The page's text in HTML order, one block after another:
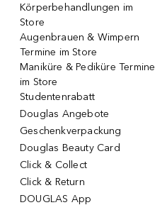
Körperbehandlungen im
Store
Augenbrauen & Wimpern
Termine im Store
Maniküre & Pediküre Termine
im Store
Studentenrabatt
Douglas Angebote
Geschenkverpackung
Douglas Beauty Card
Click & Collect
Click & Return
DOUGLAS App